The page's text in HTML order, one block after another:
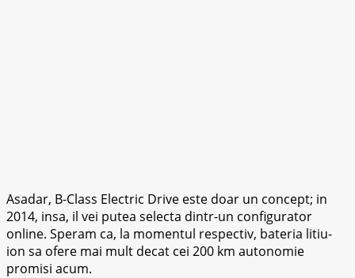
Asadar, B-Class Electric Drive este doar un concept; in
2014, insa, il vei putea selecta dintr-un configurator
online. Speram ca, la momentul respectiv, bateria litiu-
ion sa ofere mai mult decat cei 200 km autonomie
promisi acum.